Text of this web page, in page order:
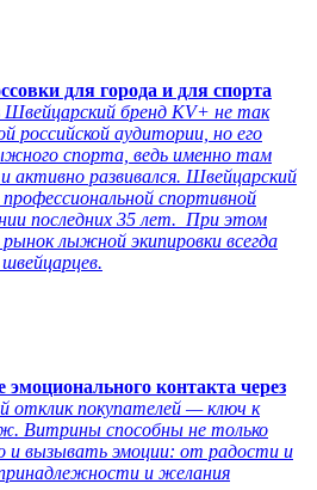
для города и для спорта
Швейцарский бренд KV+ не так
российской аудитории, но его
спорта, ведь именно там
активно развивался. Швейцарский
спортивной
последних 35 лет. При этом
лыжной экипировки всегда
эмоционального контакта через
отклик покупателей — ключ к
Витрины способны не только
и вызывать эмоции: от радости и
и желания